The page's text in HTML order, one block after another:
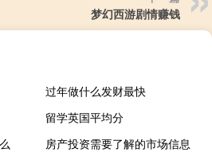
梦幻西游剧情赚钱
过年做什么发财最快
留学英国平均分
房产投资需要了解的市场信息